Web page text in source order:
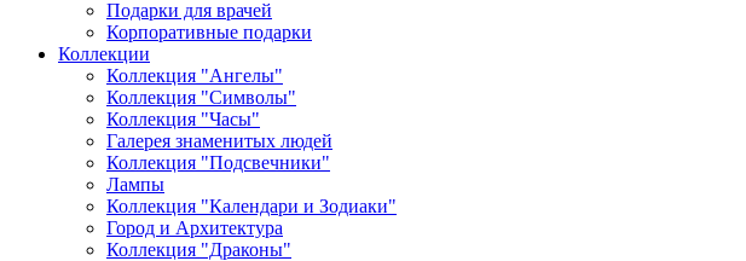
Подарки для врачей
Корпоративные подарки
Коллекции
Коллекция "Ангелы"
Коллекция "Символы"
Коллекция "Часы"
Галерея знаменитых людей
Коллекция "Подсвечники"
Лампы
Коллекция "Календари и Зодиаки"
Город и Архитектура
Коллекция "Драконы"